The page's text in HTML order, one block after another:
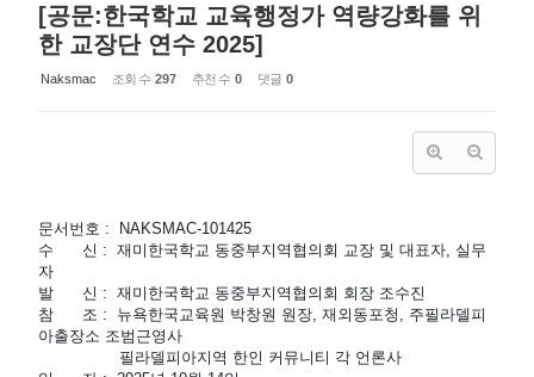
[공문:한국학교 교육행정가 역량강화를 위
한 교장단 연수 2025]
Naksmac 조회 수 297 추천 수 0 댓글 0
문서번호 :  NAKSMAC-101425
수      신 :  재미한국학교 동중부지역협의회 교장 및 대표자, 실무
자
발      신 :  재미한국학교 동중부지역협의회 회장 조수진
참      조 :  뉴욕한국교육원 박창원 원장, 재외동포청, 주필라델피
아출장소 조범근영사
필라델피아지역 한인 커뮤니티 각 언론사